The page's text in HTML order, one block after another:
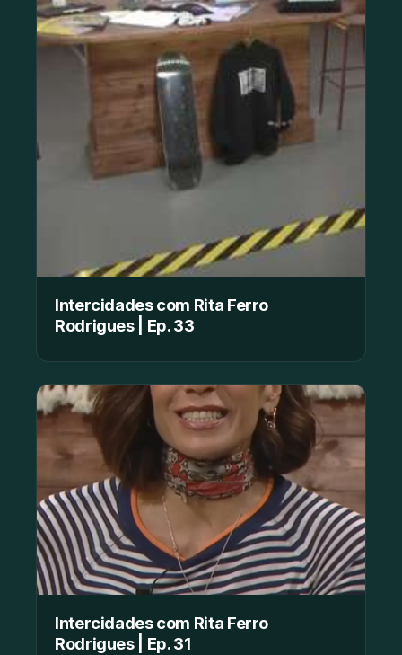
Intercidades com Rita Ferro
Rodrigues | Ep. 33
Intercidades com Rita Ferro
Rodrigues | Ep. 31